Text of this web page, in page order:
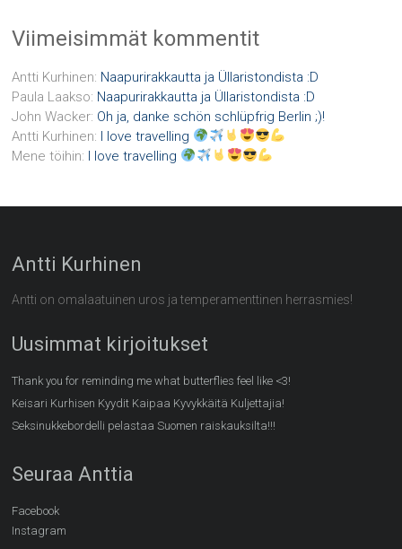
Viimeisimmät kommentit
Antti Kurhinen: Naapurirakkautta ja Üllaristondista :D
Paula Laakso: Naapurirakkautta ja Üllaristondista :D
John Wacker: Oh ja, danke schön schlüpfrig Berlin ;)!
Antti Kurhinen: I love travelling
Mene töihin: I love travelling
Antti Kurhinen
Antti on omalaatuinen uros ja temperamenttinen herrasmies!
Uusimmat kirjoitukset
Thank you for reminding me what butterflies feel like <3!
Keisari Kurhisen Kyydit Kaipaa Kyvykkäitä Kuljettajia!
Seksinukkebordelli pelastaa Suomen raiskauksilta!!!
Seuraa Anttia
Facebook
Instagram